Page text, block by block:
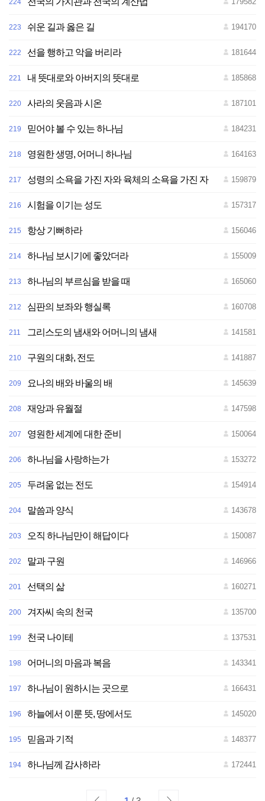
224
223 쉬운 길과 옳은 길 194170
222 선을 행하고 악을 버리라 181644
221 내 뜻대로와 아버지의 뜻대로 185868
220 사라의 웃음과 시온 187101
219 믿어야 볼 수 있는 하나님 184231
218 영원한 생명, 어머니 하나님 164163
217 성령의 소욕을 가진 자와 육체의 소욕을 가진 자 159879
216 시험을 이기는 성도 157317
215 항상 기뻐하라 156046
214 하나님 보시기에 좋았더라 155009
213 하나님의 부르심을 받을 때 165060
212 심판의 보좌와 행실록 160708
211 그리스도의 냄새와 어머니의 냄새 141581
210 구원의 대화, 전도 141887
209 요나의 배와 바울의 배 145639
208 재앙과 유월절 147598
207 영원한 세계에 대한 준비 150064
206 하나님을 사랑하는가 153272
205 두려움 없는 전도 154914
204 말씀과 양식 143678
203 오직 하나님만이 해답이다 150087
202 말과 구원 146966
201 선택의 삶 160271
200 겨자씨 속의 천국 135700
199 천국 나이테 137531
198 어머니의 마음과 복음 143341
197 하나님이 원하시는 곳으로 166431
196 하늘에서 이룬 뜻, 땅에서도 145020
195 믿음과 기적 148377
194 하나님께 감사하라 172441